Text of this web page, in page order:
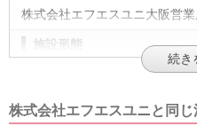
株式会社エフエスユニ大阪営
施設形態
法人名
株式会社エフエスユニと同